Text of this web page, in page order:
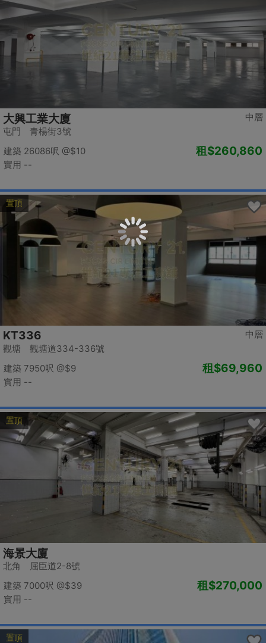
中層
大興工業大廈
屯門 青楊街3號
建築 26086呎 @$10
實用 --
租$260,860
置頂
中層
KT336
觀塘 觀塘道334-336號
建築 7950呎 @$9
實用 --
租$69,960
置頂
海景大廈
北角 屈臣道2-8號
建築 7000呎 @$39
實用 --
租$270,000
置頂